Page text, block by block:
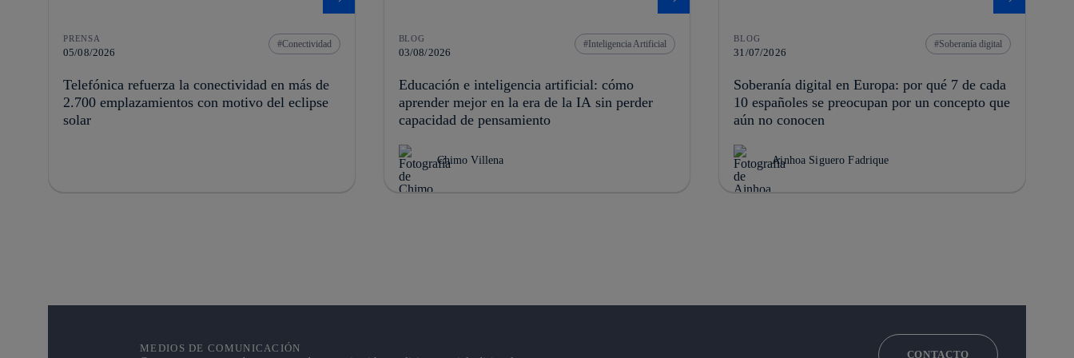
PRENSA
05/08/2026
Conectividad
Telefónica refuerza la conectividad en más de
2.700 emplazamientos con motivo del eclipse
solar
BLOG
03/08/2026
Inteligencia Artificial
Educación e inteligencia artificial: cómo
aprender mejor en la era de la IA sin perder
capacidad de pensamiento
Chimo Villena
BLOG
31/07/2026
Soberanía digital
Soberanía digital en Europa: por qué 7 de cada
10 españoles se preocupan por un concepto que
aún no conocen
Ainhoa Siguero Fadrique
MEDIOS DE COMUNICACIÓN
CONTACTO